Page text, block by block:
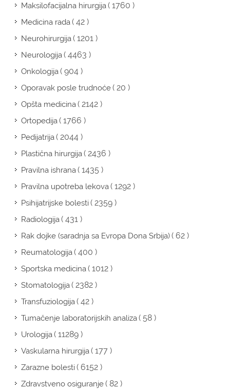
Maksilofacijalna hirurgija( 1760 )
Medicina rada( 42 )
Neurohirurgija( 1201 )
Neurologija( 4463 )
Onkologija( 904 )
Oporavak posle trudnoće( 20 )
Opšta medicina( 2142 )
Ortopedija( 1766 )
Pedijatrija( 2044 )
Plastična hirurgija( 2436 )
Pravilna ishrana( 1435 )
Pravilna upotreba lekova( 1292 )
Psihijatrijske bolesti( 2359 )
Radiologija( 431 )
Rak dojke (saradnja sa Evropa Dona Srbija)( 62 )
Reumatologija( 400 )
Sportska medicina( 1012 )
Stomatologija( 2382 )
Transfuziologija( 42 )
Tumačenje laboratorijskih analiza( 58 )
Urologija( 11289 )
Vaskularna hirurgija( 177 )
Zarazne bolesti( 6152 )
Zdravstveno osiguranje( 82 )